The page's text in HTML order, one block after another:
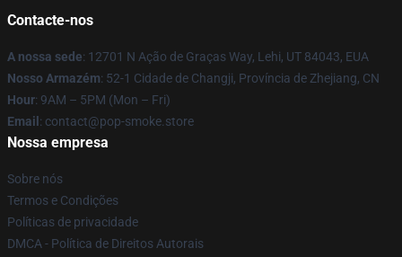
Contacte-nos
A nossa sede: 12701 N Ação de Graças Way, Lehi, UT 84043, EUA
Nosso Armazém: 52-1 Cidade de Changji, Província de Zhejiang, CN
Hour: 9AM – 5PM (Mon – Fri)
Email : contact@pop-smoke.store
Nossa empresa
Sobre nós
Termos e Condições
Políticas de privacidade
DMCA - Política de Direitos Autorais